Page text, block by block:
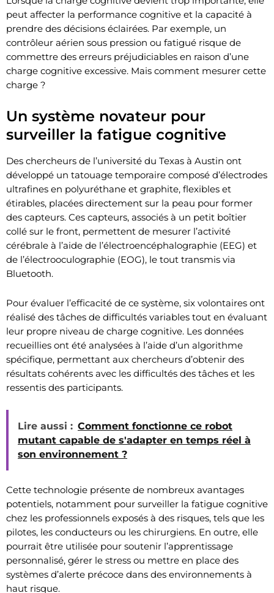
peut affecter la performance cognitive et la capacité à
prendre des décisions éclairées. Par exemple, un
contrôleur aérien sous pression ou fatigué risque de
commettre des erreurs préjudiciables en raison d’une
charge cognitive excessive. Mais comment mesurer cette
charge ?
Un système novateur pour
surveiller la fatigue cognitive
Des chercheurs de l’université du Texas à Austin ont
développé un tatouage temporaire composé d’électrodes
ultrafines en polyuréthane et graphite, flexibles et
étirables, placées directement sur la peau pour former
des capteurs. Ces capteurs, associés à un petit boîtier
collé sur le front, permettent de mesurer l’activité
cérébrale à l’aide de l’électroencéphalographie (EEG) et
de l’électrooculographie (EOG), le tout transmis via
Bluetooth.
Pour évaluer l’efficacité de ce système, six volontaires ont
réalisé des tâches de difficultés variables tout en évaluant
leur propre niveau de charge cognitive. Les données
recueillies ont été analysées à l’aide d’un algorithme
spécifique, permettant aux chercheurs d’obtenir des
résultats cohérents avec les difficultés des tâches et les
ressentis des participants.
Lire aussi : Comment fonctionne ce robot
mutant capable de s'adapter en temps réel à
son environnement ?
Cette technologie présente de nombreux avantages
potentiels, notamment pour surveiller la fatigue cognitive
chez les professionnels exposés à des risques, tels que les
pilotes, les conducteurs ou les chirurgiens. En outre, elle
pourrait être utilisée pour soutenir l’apprentissage
personnalisé, gérer le stress ou mettre en place des
systèmes d’alerte précoce dans des environnements à
haut risque.